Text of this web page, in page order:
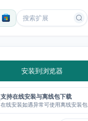
安装到浏览器
支持在线安装与离线包下载
在线安装如遇异常可使用离线安装包